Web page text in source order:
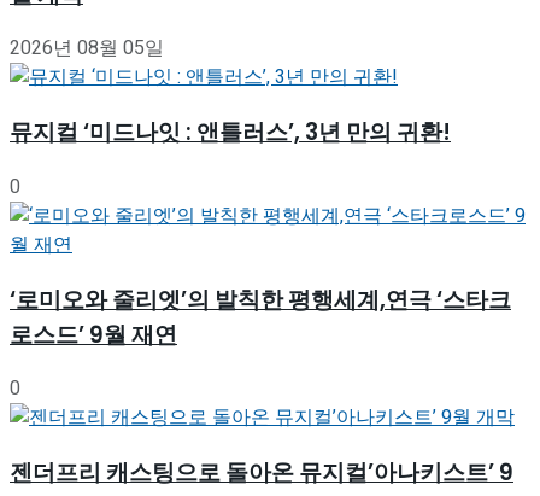
2026년 08월 05일
뮤지컬 ‘미드나잇 : 앤틀러스’, 3년 만의 귀환!
0
‘로미오와 줄리엣’의 발칙한 평행세계,연극 ‘스타크
로스드’ 9월 재연
0
젠더프리 캐스팅으로 돌아온 뮤지컬’아나키스트’ 9